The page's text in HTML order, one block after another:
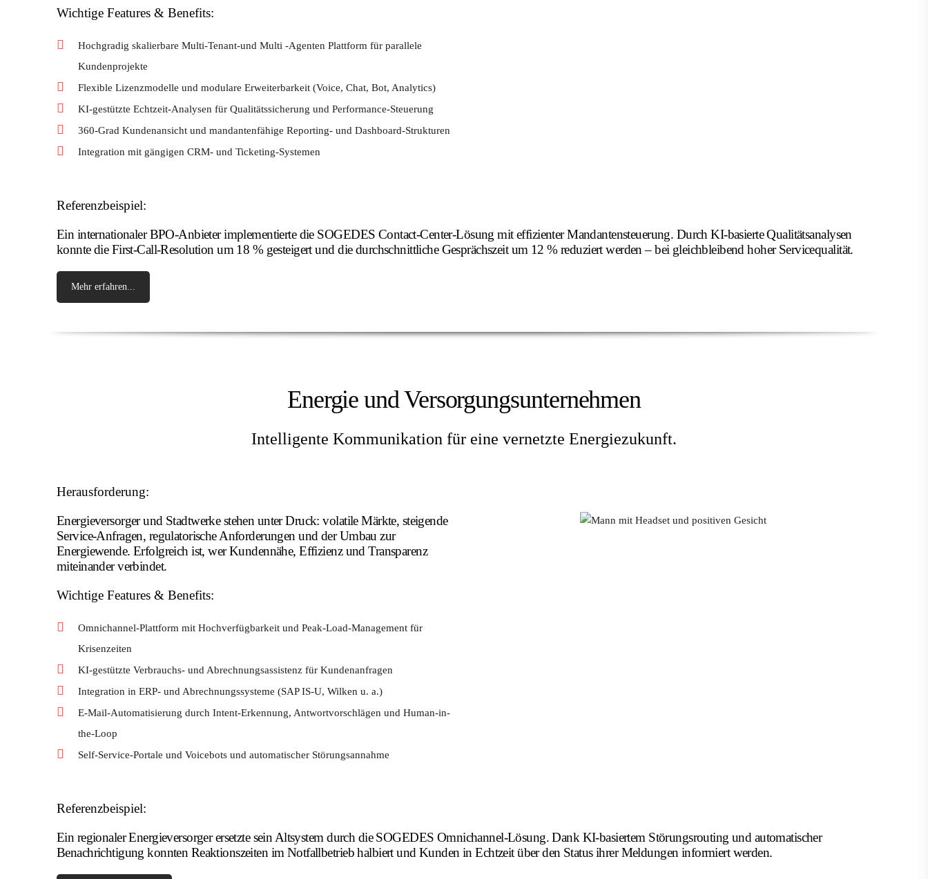
Wichtige Features & Benefits:
Hochgradig skalierbare Multi-Tenant-und Multi -Agenten Plattform für parallele
Kundenprojekte
Flexible Lizenzmodelle und modulare Erweiterbarkeit (Voice, Chat, Bot, Analytics)
KI-gestützte Echtzeit-Analysen für Qualitätssicherung und Performance-Steuerung
360-Grad Kundenansicht und mandantenfähige Reporting- und Dashboard-Strukturen
Integration mit gängigen CRM- und Ticketing-Systemen
Referenzbeispiel:
Ein internationaler BPO-Anbieter implementierte die SOGEDES Contact-Center-Lösung mit effizienter Mandantensteuerung. Durch KI-basierte Qualitätsanalysen
konnte die First-Call-Resolution um 18 % gesteigert und die durchschnittliche Gesprächszeit um 12 % reduziert werden – bei gleichbleibend hoher Servicequalität.
Mehr erfahren...
Energie und Versorgungsunternehmen
Intelligente Kommunikation für eine vernetzte Energiezukunft.
Herausforderung:
Energieversorger und Stadtwerke stehen unter Druck: volatile Märkte, steigende
Service-Anfragen, regulatorische Anforderungen und der Umbau zur
Energiewende. Erfolgreich ist, wer Kundennähe, Effizienz und Transparenz
miteinander verbindet.
Wichtige Features & Benefits:
Omnichannel-Plattform mit Hochverfügbarkeit und Peak-Load-Management für
Krisenzeiten
KI-gestützte Verbrauchs- und Abrechnungsassistenz für Kundenanfragen
Integration in ERP- und Abrechnungssysteme (SAP IS-U, Wilken u. a.)
E-Mail-Automatisierung durch Intent-Erkennung, Antwortvorschlägen und Human-in-
the-Loop
Self-Service-Portale und Voicebots und automatischer Störungsannahme
Referenzbeispiel:
Ein regionaler Energieversorger ersetzte sein Altsystem durch die SOGEDES Omnichannel-Lösung. Dank KI-basiertem Störungsrouting und automatischer
Benachrichtigung konnten Reaktionszeiten im Notfallbetrieb halbiert und Kunden in Echtzeit über den Status ihrer Meldungen informiert werden.